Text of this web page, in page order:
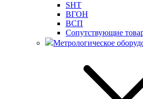
SHT
ВГОН
ВСП
Сопутствующие
Метрологическое